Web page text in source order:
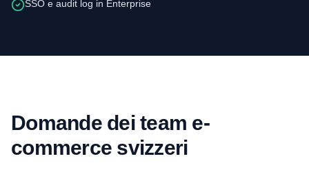
SSO e audit log in Enterprise
Domande dei team e-
commerce svizzeri